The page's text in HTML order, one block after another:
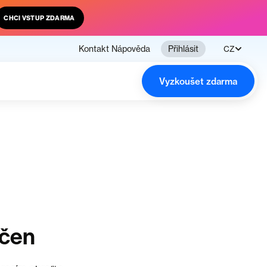
CHCI VSTUP ZDARMA
Kontakt Nápověda Přihlásit CZ
Vyzkoušet zdarma